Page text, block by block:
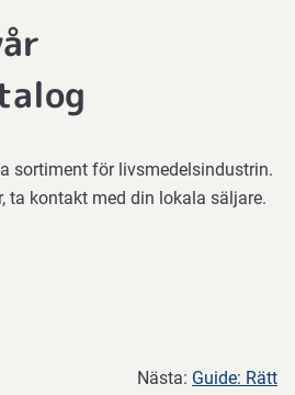
sortiment för livsmedelsindustrin.
ta kontakt med din lokala säljare.
Nästa: Guide: Rätt